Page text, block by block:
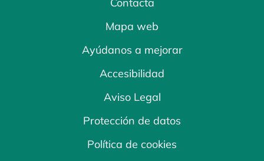
Mapa web
Ayúdanos a mejorar
Accesibilidad
Aviso Legal
Protección de datos
Política de cookies